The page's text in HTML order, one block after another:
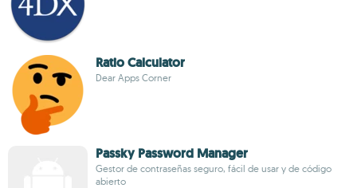
Ratio Calculator
Dear Apps Corner
Passky Password Manager
Gestor de contraseñas seguro, fácil de usar y de código
abierto